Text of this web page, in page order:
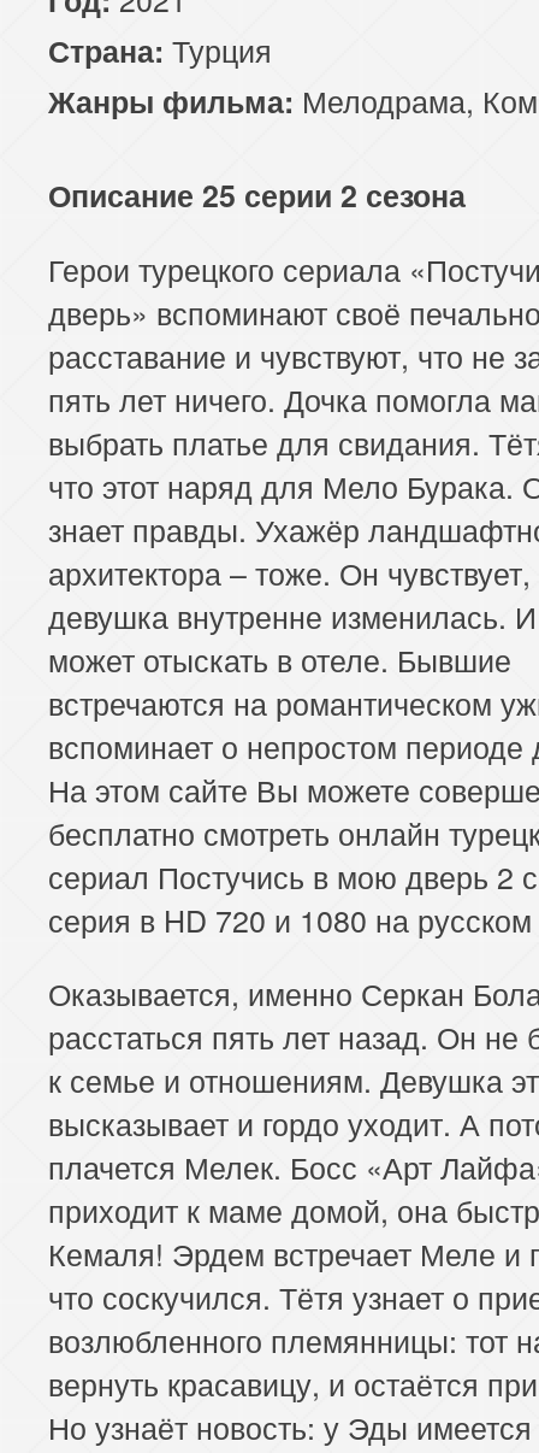
Страна: Турция
Жанры фильма: Мелодрама,
Описание 25 серии 2 сезона
Герои турецкого сериала
дверь» вспоминают своё
расставание и чувствуют, что не
пять лет ничего. Дочка помогла
выбрать платье для свидания.
что этот наряд для Мело Бурака.
знает правды. Ухажёр
архитектора – тоже. Он чувствует,
девушка внутренне изменилась.
может отыскать в отеле. Бывшие
встречаются на романтическом
вспоминает о непростом периоде
На этом сайте Вы можете
бесплатно смотреть онлайн
сериал Постучись в мою дверь 2
серия в HD 720 и 1080 на
Оказывается, именно Серкан
расстаться пять лет назад. Он не
к семье и отношениям. Девушка
высказывает и гордо уходит. А
плачется Мелек. Босс «Арт
приходит к маме домой, она
Кемаля! Эрдем встречает Меле и
что соскучился. Тётя узнает о
возлюбленного племянницы: тот
вернуть красавицу, и остаётся
Но узнаёт новость: у Эды имеется